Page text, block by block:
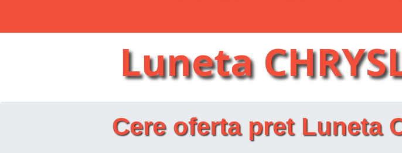
Luneta
Cere oferta pret Luneta